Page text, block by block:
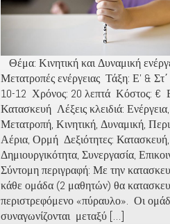
Θέμα: Κινητική και Δυναμική
Μετατροπές ενέργειας Τάξη: Ε’ &
10-12 Χρόνος: 20 λεπτά Κόστος: €
Κατασκευή Λέξεις κλειδιά: Ενέργεια,
Μετατροπή, Κινητική, Δυναμική,
Αέρια, Ορμή Δεξιότητες: Κατασκευή,
Δημιουργικότητα, Συνεργασία,
Σύντομη περιγραφή: Με την
κάθε ομάδα (2 μαθητών) θα
περιστρεφόμενο «πύραυλο». Οι
συναγωνίζονται μεταξύ […]